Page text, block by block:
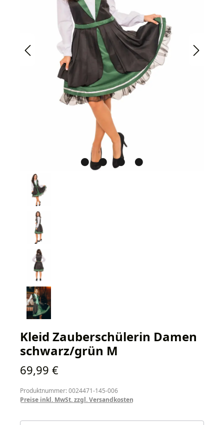
Kleid Zauberschülerin Damen
schwarz/grün M
Regulärer Preis:
69,99 €
Produktnummer: 0024471-145-006
Preise inkl. MwSt. zzgl. Versandkosten